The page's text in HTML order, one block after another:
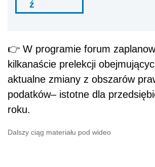
ź
👉 W programie forum
kilkanaście prelekcji
aktualne zmiany z obszarów
podatków– istotne dla
roku.
Dalszy ciąg materiału pod wideo